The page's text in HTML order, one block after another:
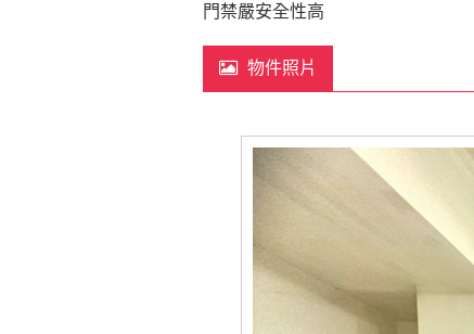
門禁嚴安全性高
物件照片